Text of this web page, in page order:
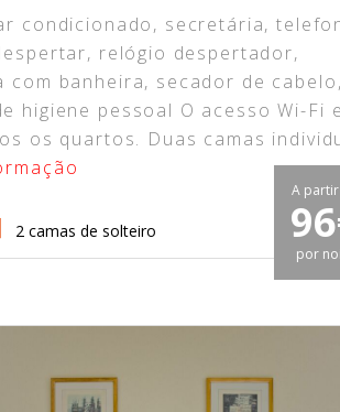
condicionado, secretária,
relógio despertador,
com banheira, secador de cabelo,
higiene pessoal O acesso Wi-Fi
os quartos. Duas camas
2 camas de solteiro
A
por